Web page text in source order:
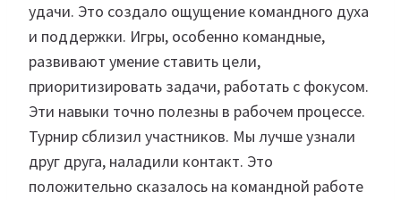
удачи. Это создало ощущение командного духа
и поддержки. Игры, особенно командные,
развивают умение ставить цели,
приоритизировать задачи, работать с фокусом.
Эти навыки точно полезны в рабочем процессе.
Турнир сблизил участников. Мы лучше узнали
друг друга, наладили контакт. Это
положительно сказалось на командной работе